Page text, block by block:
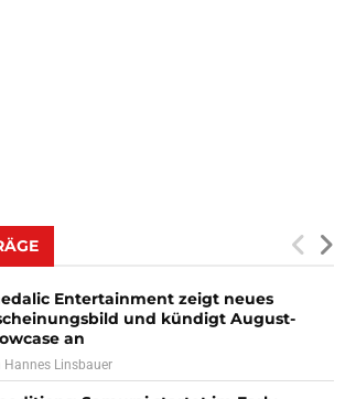
Entertainment zeigt neues
und kündigt August-
an
Hannes Linsbauer